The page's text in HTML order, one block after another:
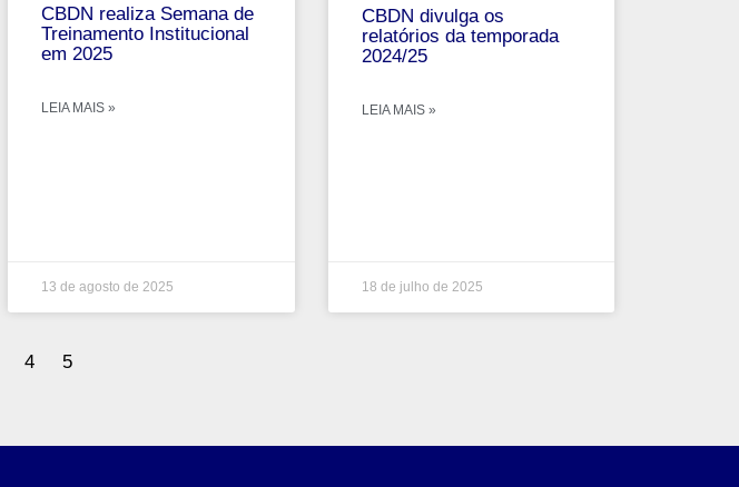
CBDN realiza Semana de
Treinamento Institucional
em 2025
LEIA MAIS »
13 de agosto de 2025
CBDN divulga os
relatórios da temporada
2024/25
LEIA MAIS »
18 de julho de 2025
4 5